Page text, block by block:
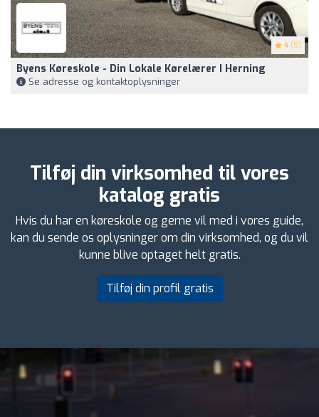
4 (5)
Byens Køreskole - Din Lokale Kørelærer I Herning
Se adresse og kontaktoplysninger
Tilføj din virksomhed til vores
katalog gratis
Hvis du har en køreskole og gerne vil med i vores guide,
kan du sende os oplysninger om din virksomhed, og du vil
kunne blive optaget helt gratis.
Tilføj din profil gratis